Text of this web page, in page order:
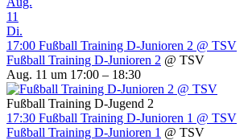
11
Di.
17:00 Fußball Training D-Junioren 2 @ TSV
Fußball Training D-Junioren 2 @ TSV
Aug. 11 um 17:00 – 18:30
Fußball Training D-Jugend 2
17:30 Fußball Training D-Junioren 1 @ TSV
Fußball Training D-Junioren 1 @ TSV